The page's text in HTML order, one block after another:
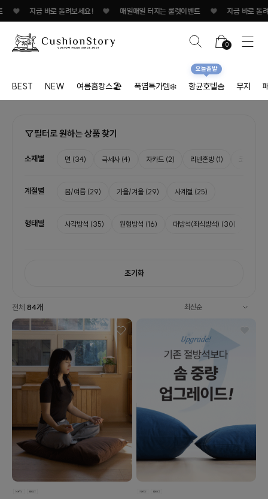
지금 바로 돌려보세요! 매일매일 터지는 룰렛이벤트 지금 바로 돌
0
BEST NEW 여름홈캉스🏖 폭염특가템❄️ 항균호텔솜
오늘출발
무지
필터로 원하는 상품 찾기
소재별 면 (34) 극세사 (4) 자카드 (2) 리넨혼방 (1) 코듀로이
계절별 봄/여름 (29) 가을/겨울 (29) 사계절 (25)
형태별 사각방석 (35) 원형방석 (16) 대방석(좌식방석) (30)
초기화
전체 84개